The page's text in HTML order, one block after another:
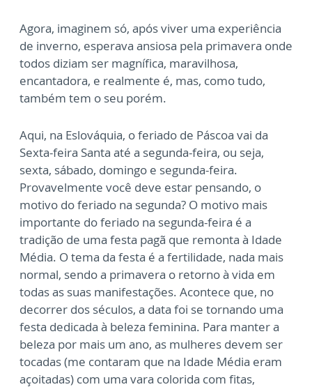
Agora, imaginem só, após viver uma experiência
de inverno, esperava ansiosa pela primavera onde
todos diziam ser magnífica, maravilhosa,
encantadora, e realmente é, mas, como tudo,
também tem o seu porém.
Aqui, na Eslováquia, o feriado de Páscoa vai da
Sexta-feira Santa até a segunda-feira, ou seja,
sexta, sábado, domingo e segunda-feira.
Provavelmente você deve estar pensando, o
motivo do feriado na segunda? O motivo mais
importante do feriado na segunda-feira é a
tradição de uma festa pagã que remonta à Idade
Média. O tema da festa é a fertilidade, nada mais
normal, sendo a primavera o retorno à vida em
todas as suas manifestações. Acontece que, no
decorrer dos séculos, a data foi se tornando uma
festa dedicada à beleza feminina. Para manter a
beleza por mais um ano, as mulheres devem ser
tocadas (me contaram que na Idade Média eram
açoitadas) com uma vara colorida com fitas,